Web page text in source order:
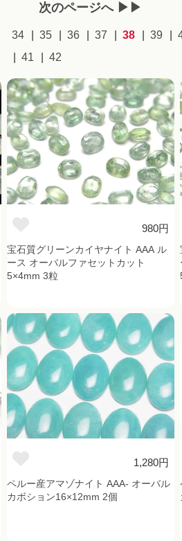
次のページへ ▶▶
34 35 36 37 38 39
41
42
980円
宝石質グリーンカイヤナイト AAA ル
ース オーバルファセットカット
5×4mm 3粒
1,280円
ペルー産アマゾナイト AAA- オーバル
カボション16×12mm 2個